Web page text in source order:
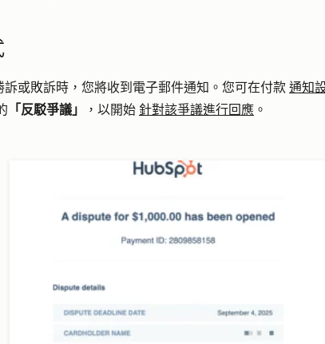
訴或敗訴時，您將收到電子郵件通知。您可在付款 通知
「反駁爭議」 ，以開始 針對該爭議進行回應 。